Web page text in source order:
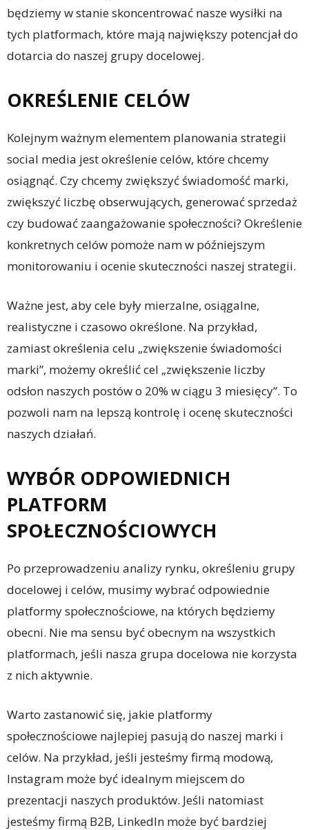
będziemy w stanie skoncentrować nasze wysiłki na
tych platformach, które mają największy potencjał do
dotarcia do naszej grupy docelowej.
OKREŚLENIE CELÓW
Kolejnym ważnym elementem planowania strategii
social media jest określenie celów, które chcemy
osiągnąć. Czy chcemy zwiększyć świadomość marki,
zwiększyć liczbę obserwujących, generować sprzedaż
czy budować zaangażowanie społeczności? Określenie
konkretnych celów pomoże nam w późniejszym
monitorowaniu i ocenie skuteczności naszej strategii.
Ważne jest, aby cele były mierzalne, osiągalne,
realistyczne i czasowo określone. Na przykład,
zamiast określenia celu „zwiększenie świadomości
marki”, możemy określić cel „zwiększenie liczby
odsłon naszych postów o 20% w ciągu 3 miesięcy”. To
pozwoli nam na lepszą kontrolę i ocenę skuteczności
naszych działań.
WYBÓR ODPOWIEDNICH
PLATFORM
SPOŁECZNOŚCIOWYCH
Po przeprowadzeniu analizy rynku, określeniu grupy
docelowej i celów, musimy wybrać odpowiednie
platformy społecznościowe, na których będziemy
obecni. Nie ma sensu być obecnym na wszystkich
platformach, jeśli nasza grupa docelowa nie korzysta
z nich aktywnie.
Warto zastanowić się, jakie platformy
społecznościowe najlepiej pasują do naszej marki i
celów. Na przykład, jeśli jesteśmy firmą modową,
Instagram może być idealnym miejscem do
prezentacji naszych produktów. Jeśli natomiast
jesteśmy firmą B2B, LinkedIn może być bardziej